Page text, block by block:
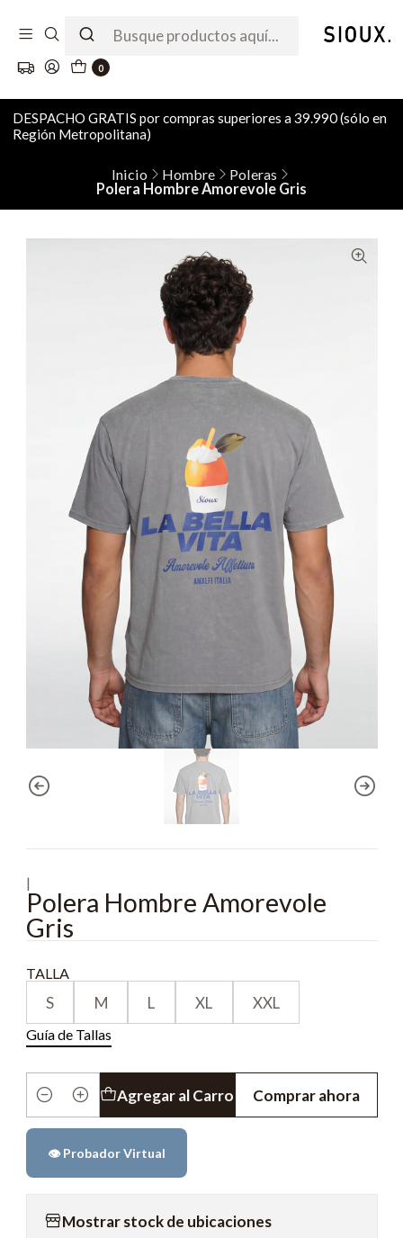
0
DESPACHO GRATIS por compras superiores a 39.990 (sólo en
Región Metropolitana)
Inicio Hombre
Poleras
Polera Hombre Amorevole Gris
|
Polera Hombre Amorevole
Gris
TALLA
S M L XL XXL
Guía de Tallas
Cantidad
Agregar al Carro Comprar ahora
👁️ Probador Virtual
Mostrar stock de ubicaciones